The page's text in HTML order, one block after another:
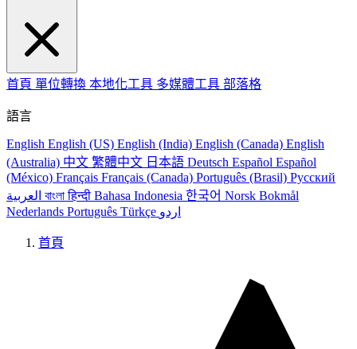
首頁 單位轉換 本地化工具 多媒體工具 部落格
語言
English English (US) English (India) English (Canada) English
(Australia) 中文 繁體中文 日本語 Deutsch Español Español
(México) Français Français (Canada) Português (Brasil) Русский
বাংলাहिन्दी Bahasa Indonesia 한국어 Norsk Bokmål
Nederlands Português Türkçe اردو
首頁